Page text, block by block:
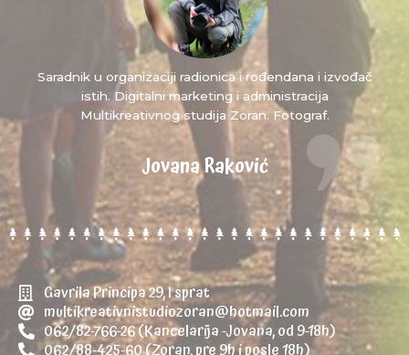
Saradnik u organizaciji radionica i rođendana i izvođač
istih. Digitalni marketing i administracija
Multikreativnog studija Zoran. Fotograf.
Jovana Raković
Gavrila Principa 29, I sprat
multikreativnistudiozoran@hotmail.com
062/82-766-26 (Kancelarija -Jovana, od 9-18h)